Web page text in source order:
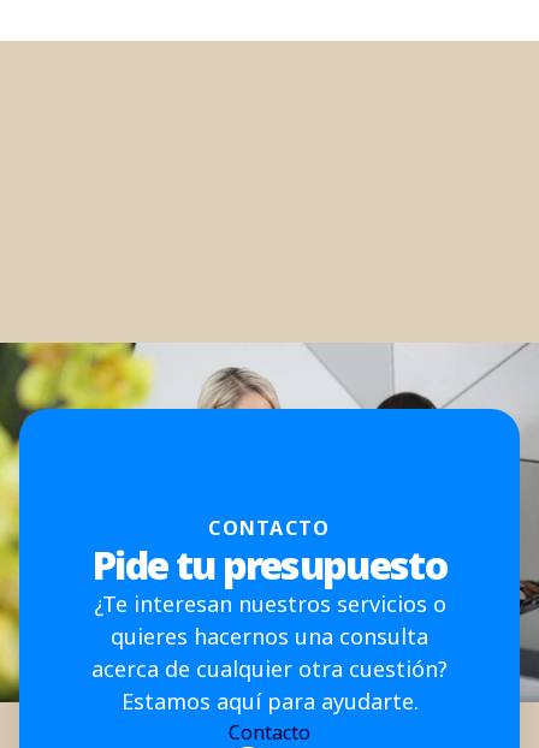
CONTACTO
Pide tu presupuesto
¿Te interesan nuestros servicios o
quieres hacernos una consulta
acerca de cualquier otra cuestión?
Estamos aquí para ayudarte.
Contacto